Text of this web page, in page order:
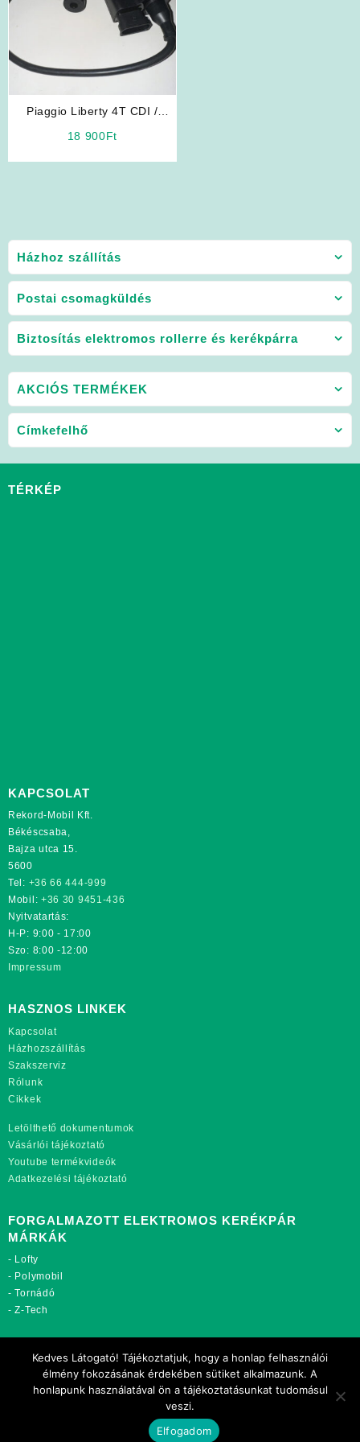
Házhoz szállítás
Postai csomagküldés
Biztosítás elektromos rollerre és kerékpárra
Piaggio Liberty 4T CDI /
18 900Ft
AKCIÓS TERMÉKEK
Címkefelhő
TÉRKÉP
KAPCSOLAT
Rekord-Mobil Kft.
Békéscsaba,
Bajza utca 15.
5600
Tel: +36 66 444-999
Mobil: +36 30 9451-436
Nyitvatartás:
H-P: 9:00 - 17:00
Szo: 8:00 -12:00
Impressum
HASZNOS LINKEK
Kapcsolat
Házhozszállítás
Szakszerviz
Rólunk
Cikkek
Letölthető dokumentumok
Vásárlói tájékoztató
Youtube termékvideók
Adatkezelési tájékoztató
FORGALMAZOTT ELEKTROMOS KERÉKPÁR
MÁRKÁK
- Lofty
- Polymobil
-Tornádó
-Z-Tech
rekordmobil.hu
rekordmotor.hu
motorkerekparalkatreszek.hu
Copyright 2021 Rekord-Mobil Kft.
Kedves Látogató! Tájékoztatjuk, hogy a honlap felhasználói
élmény fokozásának érdekében sütiket alkalmazunk. A
honlapunk használatával ön a tájékoztatásunkat tudomásul
veszi.
Elfogadom